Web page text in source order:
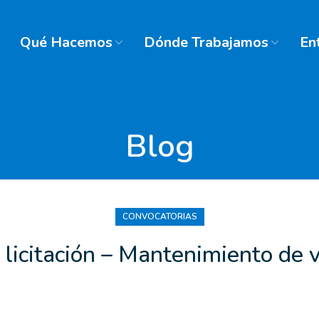
Qué Hacemos Dónde Trabajamos
Blog
CONVOCATORIAS
– Mantenimiento de